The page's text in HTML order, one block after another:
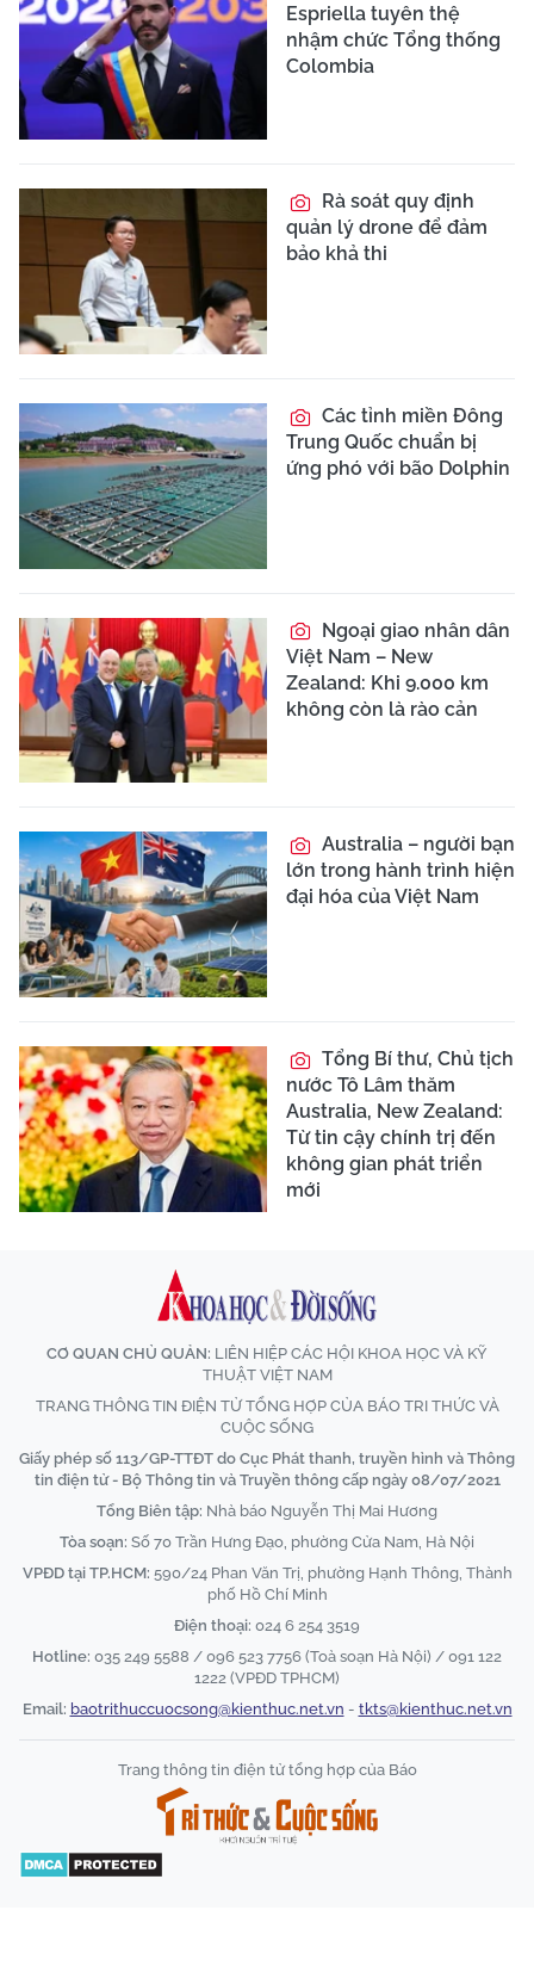
Espriella tuyên thệ
nhậm chức Tổng thống
Colombia
Rà soát quy định
quản lý drone để đảm
bảo khả thi
Các tỉnh miền Đông
Trung Quốc chuẩn bị
ứng phó với bão Dolphin
Ngoại giao nhân dân
Việt Nam – New
Zealand: Khi 9.000 km
không còn là rào cản
Australia – người bạn
lớn trong hành trình hiện
đại hóa của Việt Nam
Tổng Bí thư, Chủ tịch
nước Tô Lâm thăm
Australia, New Zealand:
Từ tin cậy chính trị đến
không gian phát triển
mới
CƠ QUAN CHỦ QUẢN: LIÊN HIỆP CÁC HỘI KHOA HỌC VÀ KỸ
THUẬT VIỆT NAM
TRANG THÔNG TIN ĐIỆN TỬ TỔNG HỢP CỦA BÁO TRI THỨC VÀ
CUỘC SỐNG
Giấy phép số 113/GP-TTĐT do Cục Phát thanh, truyền hình và Thông
tin điện tử - Bộ Thông tin và Truyền thông cấp ngày 08/07/2021
Tổng Biên tập: Nhà báo Nguyễn Thị Mai Hương
Tòa soạn: Số 70 Trần Hưng Đạo, phường Cửa Nam, Hà Nội
VPĐD tại TP.HCM: 590/24 Phan Văn Trị, phường Hạnh Thông, Thành
phố Hồ Chí Minh
Điện thoại: 024 6 254 3519
Hotline: 035 249 5588 / 096 523 7756 (Toà soạn Hà Nội) / 091 122
1222 (VPĐD TPHCM)
Email: baotrithuccuocsong@kienthuc.net.vn - tkts@kienthuc.net.vn
Trang thông tin điện tử tổng hợp của Báo